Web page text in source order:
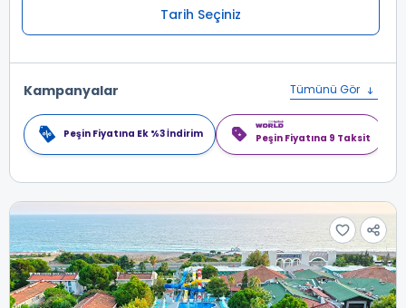
Tarih Seçiniz
Kampanyalar Tümünü Gör
Peşin Fiyatına Ek %3 İndirim Peşin Fiyatına 9 Taksit